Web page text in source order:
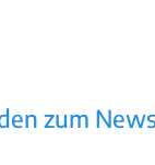
zum